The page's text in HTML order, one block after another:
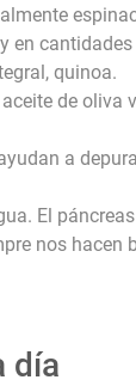
en
quinoa.
de oliva
a
El
nos hacen
día